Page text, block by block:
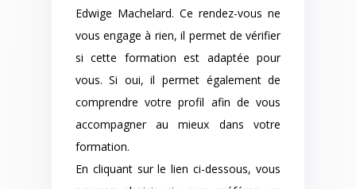
Edwige Machelard. Ce rendez-vous ne
vous engage à rien, il permet de vérifier
si cette formation est adaptée pour
vous. Si oui, il permet également de
comprendre votre profil afin de vous
accompagner au mieux dans votre
formation.
En cliquant sur le lien ci-dessous, vous